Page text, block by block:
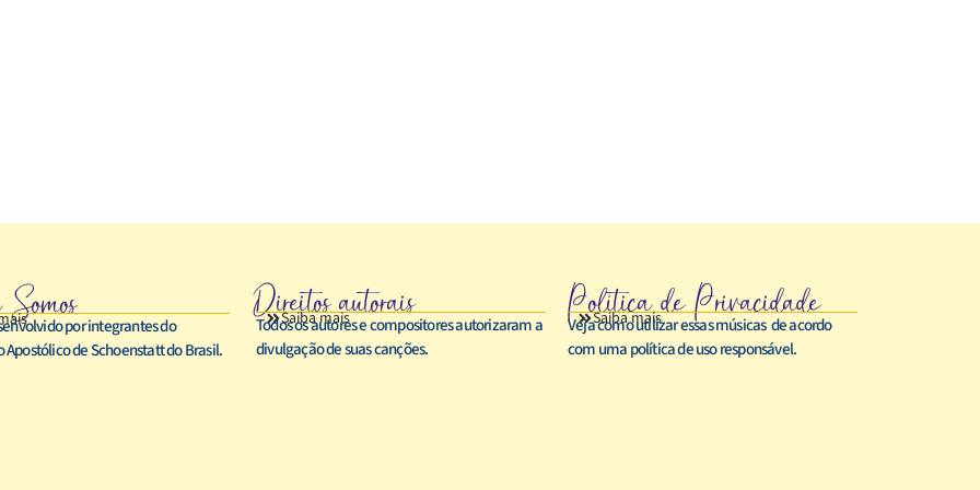
por integrantes do
de Schoenstatt do Brasil.
Direitos autorais
Saiba mais
Todos os autores e compositores autorizaram a
divulgação de suas canções.
Política de Privacidade
Saiba mais
Veja como utilizar essas músicas de acordo
com uma política de uso responsável.